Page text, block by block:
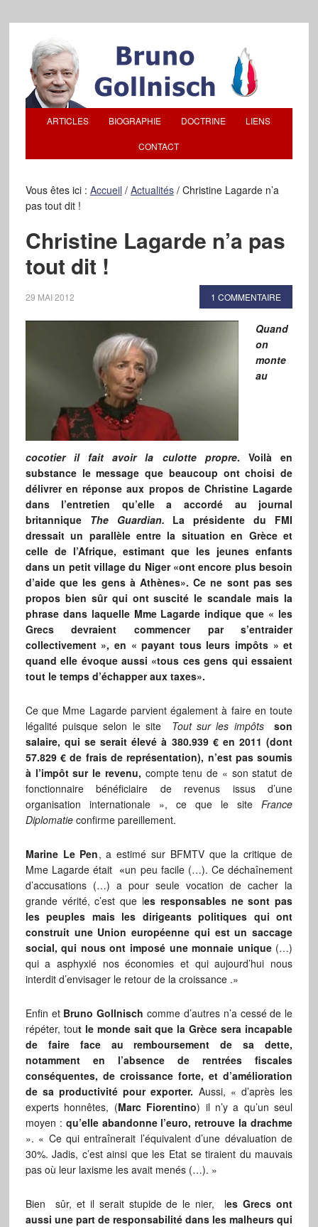
ARTICLES BIOGRAPHIE DOCTRINE LIENS
CONTACT
Vous êtes ici : Accueil / Actualités /Christine Lagarde n’a
pas tout dit !
Christine Lagarde n’a pas
tout dit !
29 MAI 2012 1 COMMENTAIRE
Quand
on
monte
au
cocotier il fait avoir la culotte propre. Voilà en
substance le message que beaucoup ont choisi de
délivrer en réponse aux propos de Christine Lagarde
dans l’entretien qu’elle a accordé au journal
britannique The Guardian. La présidente du FMI
dressait un parallèle entre la situation en Grèce et
celle de l’Afrique, estimant que les jeunes enfants
dans un petit village du Niger «ont encore plus besoin
d’aide que les gens à Athènes». Ce ne sont pas ses
propos bien sûr qui ont suscité le scandale mais la
phrase dans laquelle Mme Lagarde indique que « les
Grecs devraient commencer par s’entraider
collectivement », en « payant tous leurs impôts » et
quand elle évoque aussi «tous ces gens qui essaient
tout le temps d’échapper aux taxes».
Ce que Mme Lagarde parvient également à faire en toute
légalité puisque selon le site Tout sur les impôts
son
salaire, qui se serait élevé à 380.939 € en 2011 (dont
57.829 € de frais de représentation), n’est pas soumis
à l’impôt sur le revenu, compte tenu de « son statut de
fonctionnaire bénéficiaire de revenus issus d’une
organisation internationale », ce que le siteFrance
Diplomatieconfirme pareillement.
Marine Le Pen, a estimé sur BFMTV que la critique de
Mme Lagarde était «un peu facile (…). Ce déchaînement
d’accusations (…) a pour seule vocation de cacher la
grande vérité, c’est que les responsables ne sont pas
les peuples mais les dirigeants politiques qui ont
construit une Union européenne qui est un saccage
social, qui nous ont imposé une monnaie unique(…)
qui a asphyxié nos économies et qui aujourd’hui nous
interdit d’envisager le retour de la croissance .»
Enfin et Bruno Gollnisch comme d’autres n’a cessé de le
répéter, tout le monde sait que la Grèce sera incapable
de faire face au remboursement de sa dette,
notamment en l’absence de rentrées fiscales
conséquentes, de croissance forte, et d’amélioration
de sa productivité pour exporter. Aussi, « d’après les
experts honnêtes, (Marc Fiorentino) il n’y a qu’un seul
moyen : qu’elle abandonne l’euro, retrouve la drachme
». « Ce qui entraînerait l’équivalent d’une dévaluation de
30%. Jadis, c’est ainsi que les Etat se tiraient du mauvais
pas où leur laxisme les avait menés (…). »
Bien sûr, et il serait stupide de le nier, les Grecs ont
aussi une part de responsabilité dans les malheurs qui